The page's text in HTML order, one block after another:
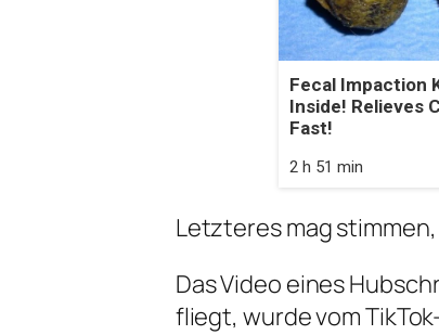
Fecal Impaction
Inside! Relieves
Fast!
2 h 51 min
Letzteres mag
Das Video eines
fliegt, wurde vom